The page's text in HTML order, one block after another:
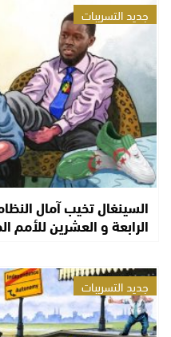
جديد التسريبات
السينغال تخيب آمال
الرابعة و العشرين
جديد التسريبات